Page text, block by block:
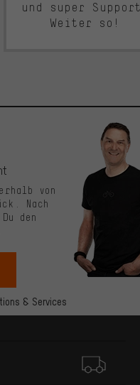
und super
Weiter so!
& Services
von
Nach
den